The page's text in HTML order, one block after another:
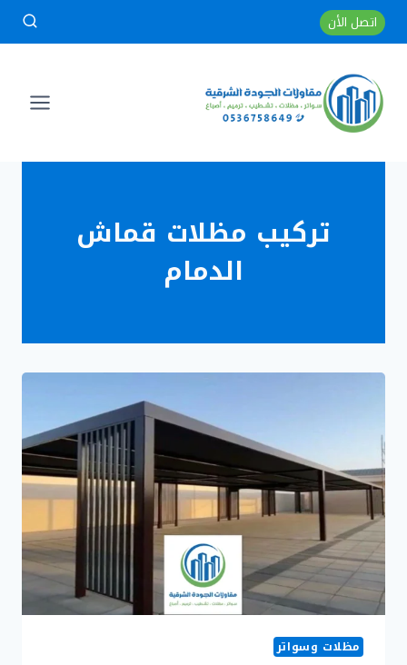
التجاوز
إلى
اتصل الأن
تركيب مظلات قماش
الدمام
مظلات وسواتر